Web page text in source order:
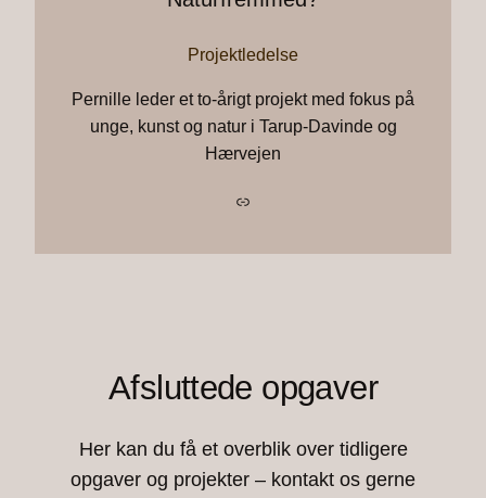
Projektledelse
Pernille leder et to-årigt projekt med fokus på
unge, kunst og natur i Tarup-Davinde og
Hærvejen
Link
Afsluttede opgaver
Her kan du få et overblik over tidligere
opgaver og projekter – kontakt os gerne